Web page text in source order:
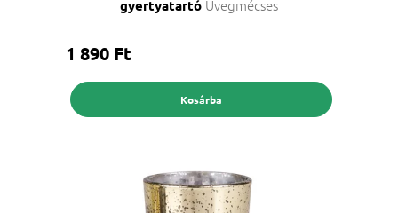
gyertyatartó Üvegmécses
1 890 Ft
Kosárba